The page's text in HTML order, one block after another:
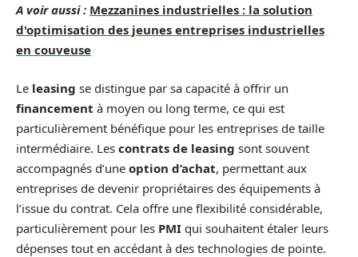
A voir aussi : Mezzanines industrielles : la solution
d'optimisation des jeunes entreprises industrielles
en couveuse
Le leasing se distingue par sa capacité à offrir un
financement à moyen ou long terme, ce qui est
particulièrement bénéfique pour les entreprises de taille
intermédiaire. Les contrats de leasing sont souvent
accompagnés d’une option d’achat, permettant aux
entreprises de devenir propriétaires des équipements à
l’issue du contrat. Cela offre une flexibilité considérable,
particulièrement pour les PMI qui souhaitent étaler leurs
dépenses tout en accédant à des technologies de pointe.